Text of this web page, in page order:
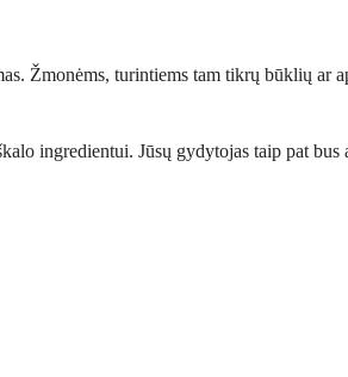
Žmonėms, turintiems tam tikrų būklių
ingredientui. Jūsų gydytojas taip pat